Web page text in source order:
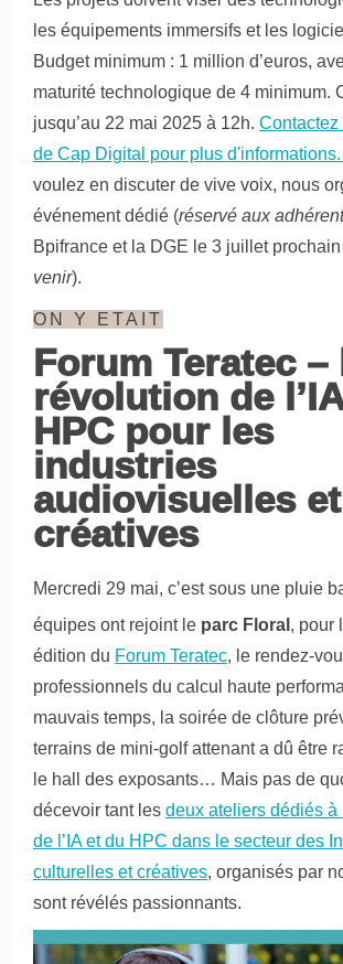
les équipements immersifs et les
Budget minimum : 1 million d’euros,
maturité technologique de 4 minimum.
jusqu’au 22 mai 2025 à 12h.
de Cap Digital pour plus d'informations.
voulez en discuter de vive voix, nous
événement dédié (réservé aux
Bpifrance et la DGE le 3 juillet prochain
venir).
ON Y ETAIT
Forum Teratec –
révolution de
HPC pour les
industries
audiovisuelles et
créatives
Mercredi 29 mai, c’est sous une pluie
équipes ont rejoint le parc Floral , pour
édition du Forum Teratec, le rendez-
professionnels du calcul haute
mauvais temps, la soirée de clôture
terrains de mini-golf attenant a dû être
le hall des exposants… Mais pas de
décevoir tant les deux ateliers dédiés à
de l’IA et du HPC dans le secteur des
culturelles et créatives, organisés par
sont révélés passionnants.